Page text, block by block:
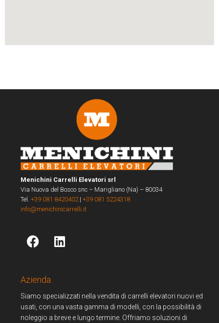
Menichini Carrelli Elevatori srl
Via Nuova del Bosco snc – Marigliano (Na) – 80034
Tel.+39 081 8420402|+39 081 5224318
info@menichinicarrelli.it
Azienda
Siamo specializzati nella vendita di carrelli elevatori nuovi ed
usati, con una vasta gamma di modelli, con la possibilità di
noleggio a breve e lungo termine. Offriamo soluzioni di